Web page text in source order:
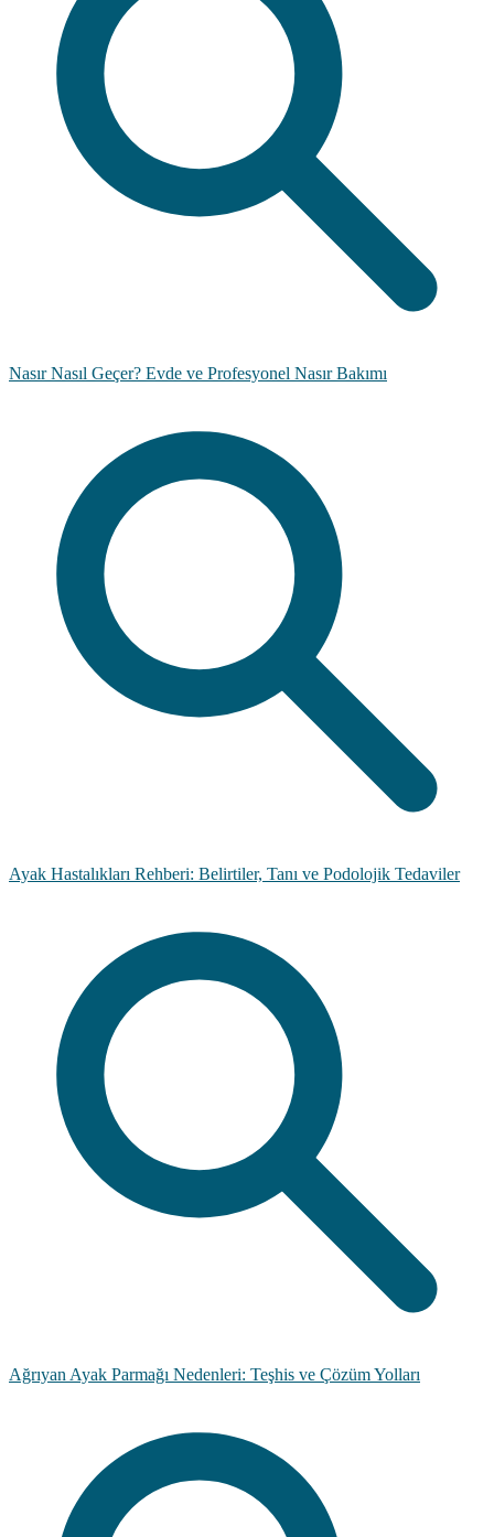
Nasır Nasıl Geçer? Evde ve Profesyonel Nasır Bakımı
Ayak Hastalıkları Rehberi: Belirtiler, Tanı ve Podolojik Tedaviler
Ağrıyan Ayak Parmağı Nedenleri: Teşhis ve Çözüm Yolları